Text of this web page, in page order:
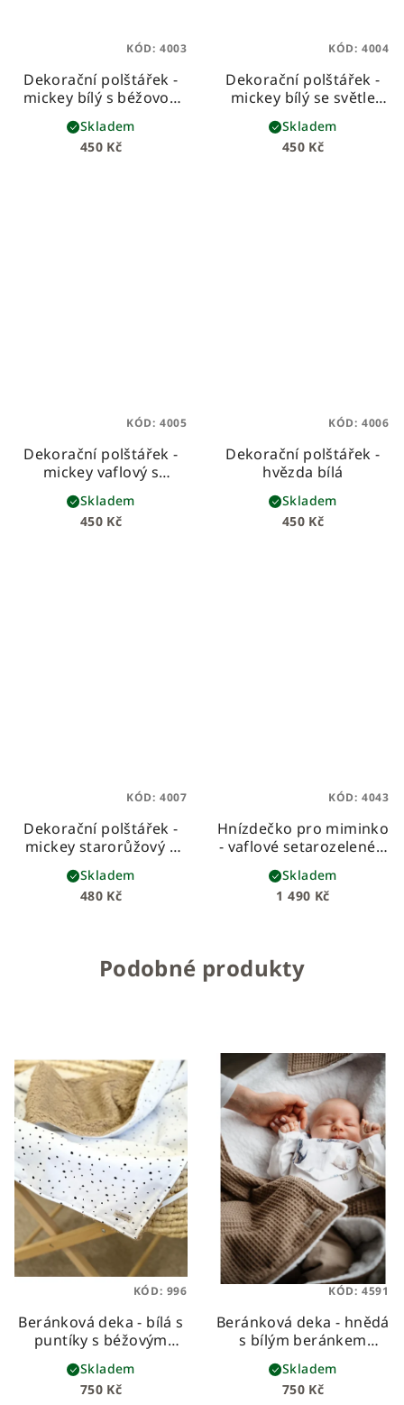
Dekorační polštářek -
mickey bílý s béžovou
450 Kč
Skladem
KÓD: 4003
Dekorační polštářek -
mickey bílý se světle
šedou mašlí
450 Kč
Skladem
KÓD: 4004
Dekorační polštářek -
mickey vaflový s
růžičkovou mašlí
450 Kč
Skladem
KÓD: 4005
Dekorační polštářek -
hvězda bílá
450 Kč
Skladem
KÓD: 4006
Dekorační polštářek -
mickey starorůžový s
nápisem Nelly
480 Kč
Skladem
KÓD: 4007
Hnízdečko pro miminko
- vaflové setarozelené s
1 490 Kč
Skladem
KÓD: 4043
Podobné produkty
Beránková deka - bílá s
puntíky s béžovým
beránkem
beránková deka z
prémiové bavlny a
750 Kč
Skladem
KÓD: 996
Beránková deka - hnědá
s bílým beránkem
dětská beránková deka
z vafloviny a hebkého
beránka
750 Kč
Skladem
KÓD: 4591